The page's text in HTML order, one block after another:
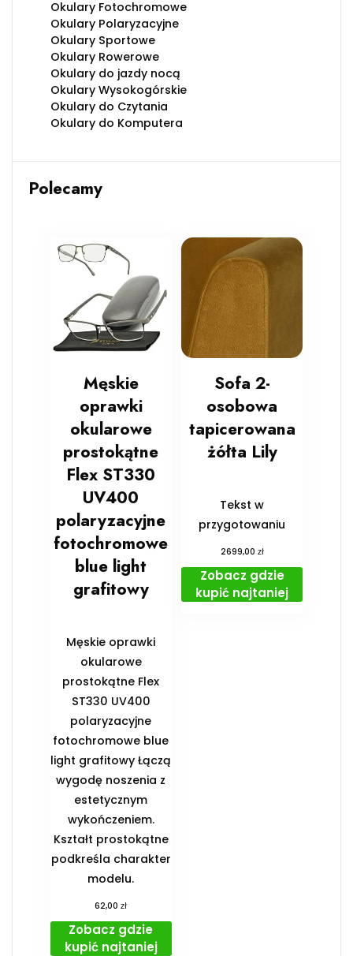
Okulary Fotochromowe
Okulary Polaryzacyjne
Okulary Sportowe
Okulary Rowerowe
Okulary do jazdy nocą
Okulary Wysokogórskie
Okulary do Czytania
Okulary do Komputera
Polecamy
Męskie
oprawki
okularowe
prostokątne
Flex ST330
UV400
polaryzacyjne
fotochromowe
blue light
grafitowy
Męskie oprawki
okularowe
prostokątne Flex
ST330 UV400
polaryzacyjne
fotochromowe blue
light grafitowy Łączą
wygodę noszenia z
estetycznym
wykończeniem.
Kształt prostokątne
podkreśla charakter
modelu.
62,00zł
Zobacz gdzie
kupić najtaniej
Sofa 2-
osobowa
tapicerowana
żółta Lily
Tekst w
przygotowaniu
2699,00 zł
Zobacz gdzie
kupić najtaniej